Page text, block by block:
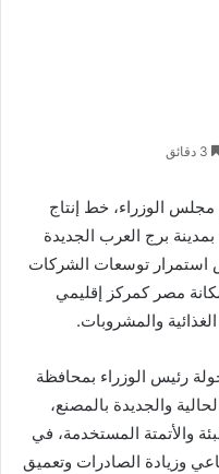
الوزراء، خط إنتاج
بمدينة برج العرب الجديدة
استمرار توسعات الشركات
مصر كمركز إقليمي
والمشروبات.
رئيس الوزراء بمحافظة
والجديدة بالمصنع،
والأتمتة المستخدمة، في
وزيادة الصادرات وتعميق